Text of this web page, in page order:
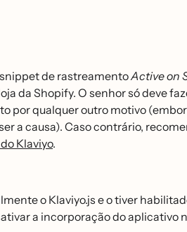
de rastreamentoActive on
da Shopify. O senhor só deve
por qualquer outro motivo
a causa). Caso contrário,
Klaviyo.
o Klaviyo.js e o tiver
a incorporação do aplicativo